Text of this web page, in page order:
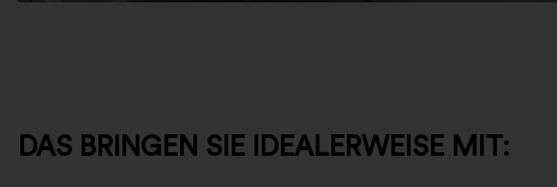
DAS BRINGEN SIE IDEALERWEISE MIT: